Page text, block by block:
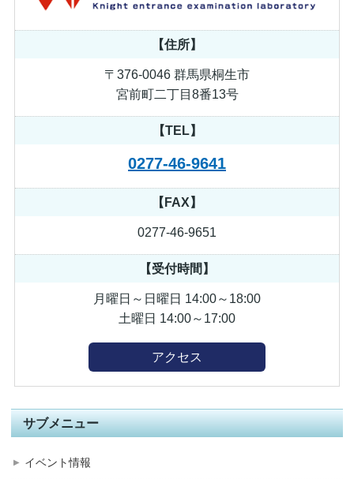
【住所】
〒376-0046 群馬県桐生市
宮前町二丁目8番13号
【TEL】
0277-46-9641
【FAX】
0277-46-9651
【受付時間】
月曜日～日曜日 14:00～18:00
土曜日 14:00～17:00
アクセス
サブメニュー
イベント情報